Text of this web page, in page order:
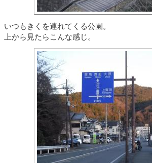
いつもきくを連れてくる公園。
上から見たらこんな感じ。